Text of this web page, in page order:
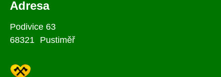
Adresa
Podivice 63
68321 Pustiměř